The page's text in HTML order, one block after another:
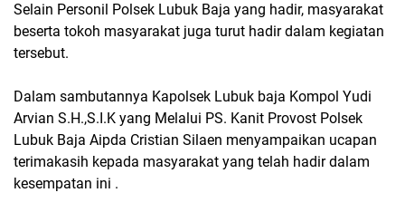
Selain Personil Polsek Lubuk Baja yang hadir, masyarakat
beserta tokoh masyarakat juga turut hadir dalam kegiatan
tersebut.
Dalam sambutannya Kapolsek Lubuk baja Kompol Yudi
Arvian S.H.,S.I.K yang Melalui PS. Kanit Provost Polsek
Lubuk Baja Aipda Cristian Silaen menyampaikan ucapan
terimakasih kepada masyarakat yang telah hadir dalam
kesempatan ini .